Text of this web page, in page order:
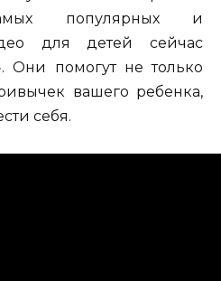
популярных и
для детей сейчас
Они помогут не только
вашего ребенка,
себя.